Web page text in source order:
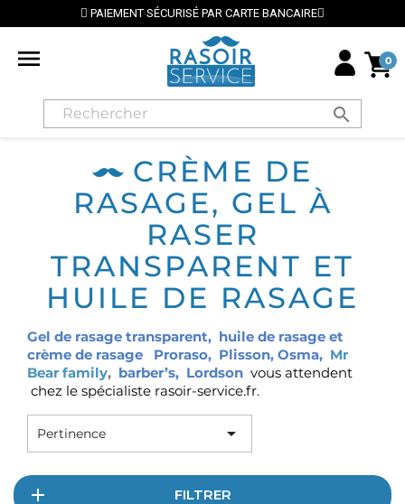
PAIEMENT SÉCURISÉ PAR CARTE BANCAIRE
 0
search
CRÈME DE
RASAGE, GEL À
RASER
TRANSPARENT ET
HUILE DE RASAGE
Gel de rasage transparent, huile de rasage et
crème de rasage
Proraso, Plisson, Osma, Mr
Bear family, barber’s, Lordson vous attendent
chez le spécialiste rasoir-service.fr.
Pertinence 
FILTRER